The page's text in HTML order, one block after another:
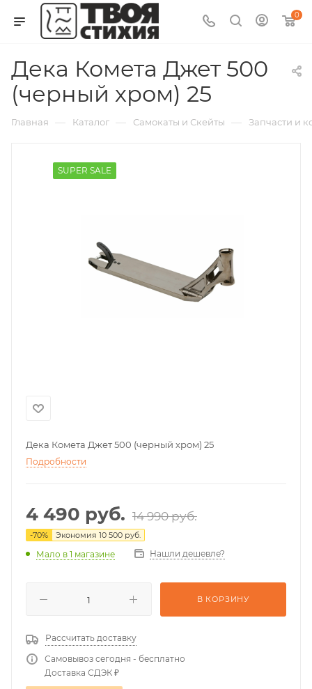
0
Дека Комета Джет 500
(черный хром) 25
Главная — Каталог — Самокаты и Скейты — Запчасти и
SUPER SALE
Дека Комета Джет 500 (черный хром) 25
Подробности
4 490 руб. 14 990руб.
-70% Экономия 10 500 руб.
Мало в 1 магазине Нашли дешевле?
В КОРЗИНУ
Рассчитать доставку
Самовывоз сегодня - бесплатно
Доставка СДЭК ₽